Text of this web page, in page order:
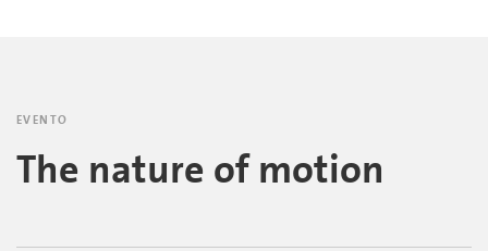
EVENTO
The nature of motion